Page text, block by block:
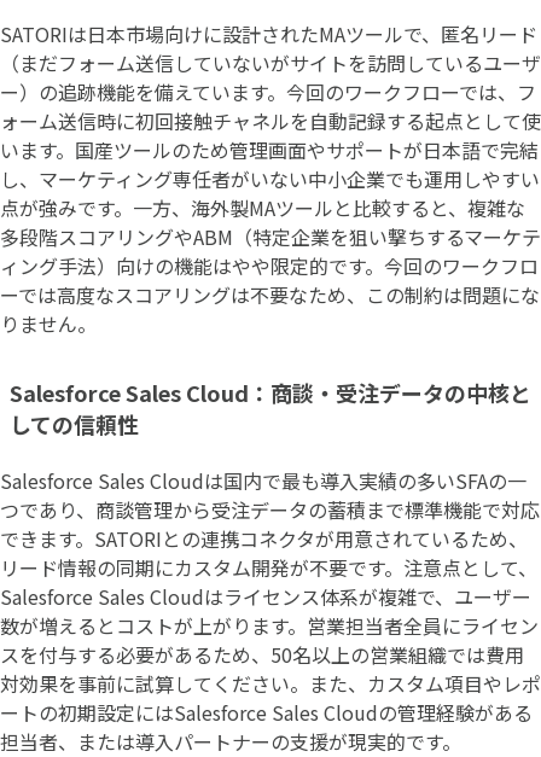
SATORIは日本市場向けに設計されたMAツールで、匿名リード
（まだフォーム送信していないがサイトを訪問しているユーザ
ー）の追跡機能を備えています。今回のワークフローでは、フ
ォーム送信時に初回接触チャネルを自動記録する起点として使
います。国産ツールのため管理画面やサポートが日本語で完結
し、マーケティング専任者がいない中小企業でも運用しやすい
点が強みです。一方、海外製MAツールと比較すると、複雑な
多段階スコアリングやABM（特定企業を狙い撃ちするマーケテ
ィング手法）向けの機能はやや限定的です。今回のワークフロ
ーでは高度なスコアリングは不要なため、この制約は問題にな
りません。
Salesforce Sales Cloud：商談・受注データの中核と
しての信頼性
Salesforce Sales Cloudは国内で最も導入実績の多いSFAの一
つであり、商談管理から受注データの蓄積まで標準機能で対応
できます。SATORIとの連携コネクタが用意されているため、
リード情報の同期にカスタム開発が不要です。注意点として、
Salesforce Sales Cloudはライセンス体系が複雑で、ユーザー
数が増えるとコストが上がります。営業担当者全員にライセン
スを付与する必要があるため、50名以上の営業組織では費用
対効果を事前に試算してください。また、カスタム項目やレポ
ートの初期設定にはSalesforce Sales Cloudの管理経験がある
担当者、または導入パートナーの支援が現実的です。